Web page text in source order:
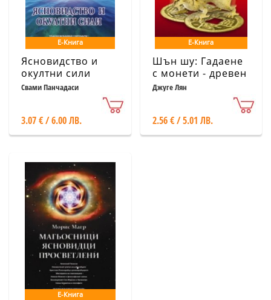
Е-Книга
Ясновидство и
окултни сили
Свами Панчадаси
3.07 € / 6.00 ЛВ.
Е-Книга
Шън шу: Гадаене
с монети - древен
китайски оракул
Джуге Лян
2.56 € / 5.01 ЛВ.
Е-Книга